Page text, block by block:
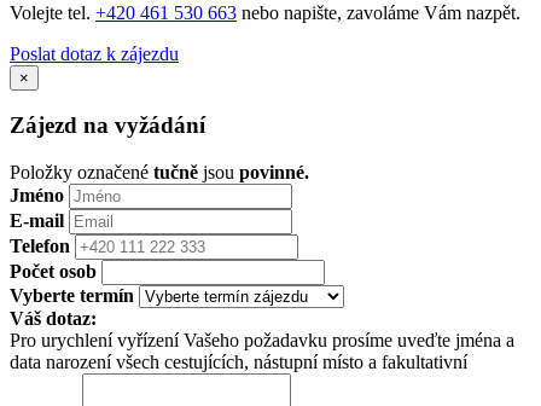
Volejte tel. +420 461 530 663 nebo napište, zavoláme Vám nazpět.
Poslat dotaz k zájezdu
×
Zájezd na vyžádání
Položky označené tučně jsou povinné.
Jméno
E-mail
Telefon
Počet osob
Vyberte termín
Váš dotaz:
Pro urychlení vyřízení Vašeho požadavku prosíme uveďte jména a
data narození všech cestujících, nástupní místo a fakultativní